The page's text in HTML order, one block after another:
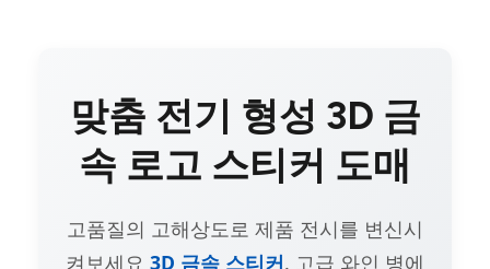
맞춤 전기 형성 3D 금
속 로고 스티커 도매
고품질의 고해상도로 제품 전시를 변신시
켜보세요 3D 금속 스티커. 고급 와인 병에